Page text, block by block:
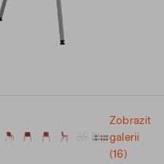
Zobrazit
galerii
(16)